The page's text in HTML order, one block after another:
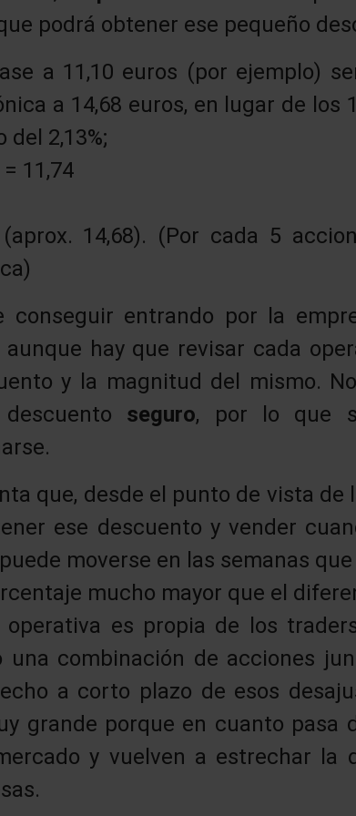
podrá obtener ese pequeño
a 11,10 euros (por ejemplo)
a 14,68 euros, en lugar de los
2,13%;
11,74
14,68). (Por cada 5
conseguir entrando por la
aunque hay que revisar cada
y la magnitud del mismo.
seguro, por lo que
que, desde el punto de vista de
ese descuento y vender
moverse en las semanas
mucho mayor que el
operativa es propia de los
combinación de acciones
a corto plazo de esos
grande porque en cuanto pasa
y vuelven a estrechar la